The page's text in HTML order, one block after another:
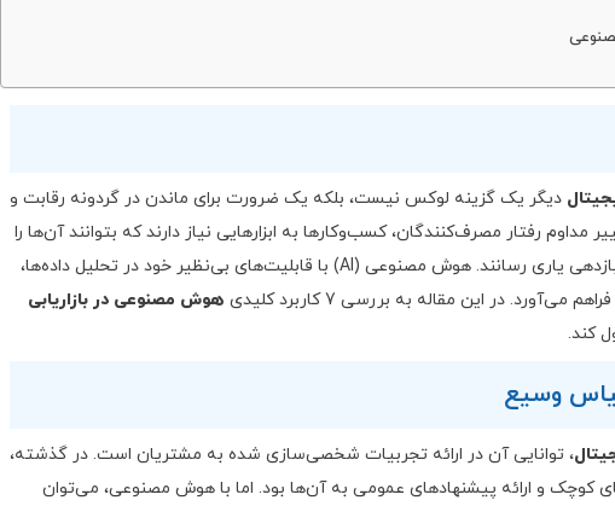
دیگر یک گزینه لوکس نیست، بلکه یک ضرورت برای ماندن در گردونه رقابت و
رفتار مصرف‌کنندگان، کسب‌وکارها به ابزارهایی نیاز دارند که بتوانند آن‌ها را
در درک بهتر مشتریان، بهینه‌سازی کمپین‌ها و افزایش بازدهی یاری رسانند. هوش مصنوعی (AI) با قابلیت‌های بی‌نظیر خود در تحلیل داده‌ها،
در این مقاله به بررسی 7 کاربرد کلیدی
هوش مصنوعی در بازاریابی
کند.
، توانایی آن در ارائه تجربیات شخصی‌سازی شده به مشتریان است. در گذشته،
و ارائه پیشنهادهای عمومی به آن‌ها بود. اما با هوش مصنوعی، می‌توان